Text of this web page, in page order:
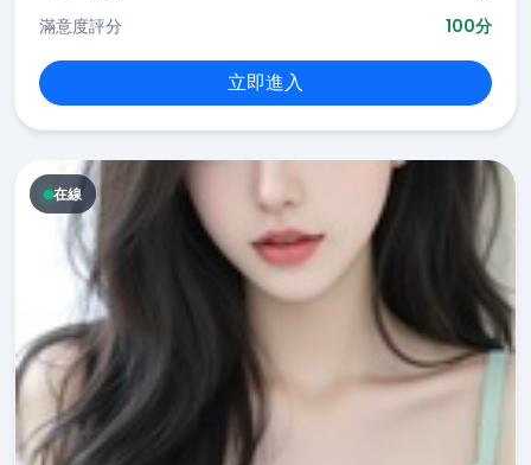
滿意度評分
100分
立即進入
在線